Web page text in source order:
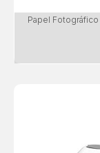
Papel Fotográfico